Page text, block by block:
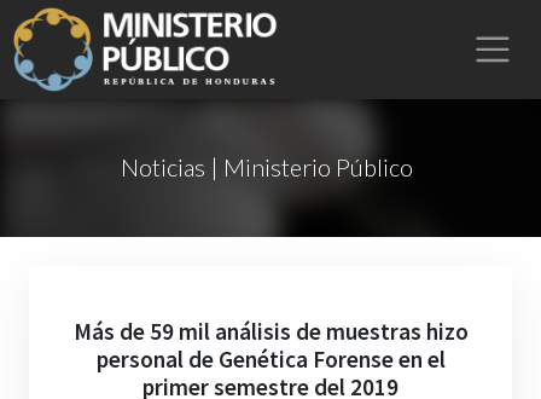
Noticias | Ministerio Público
Más de 59 mil análisis de muestras hizo
personal de Genética Forense en el
primer semestre del 2019